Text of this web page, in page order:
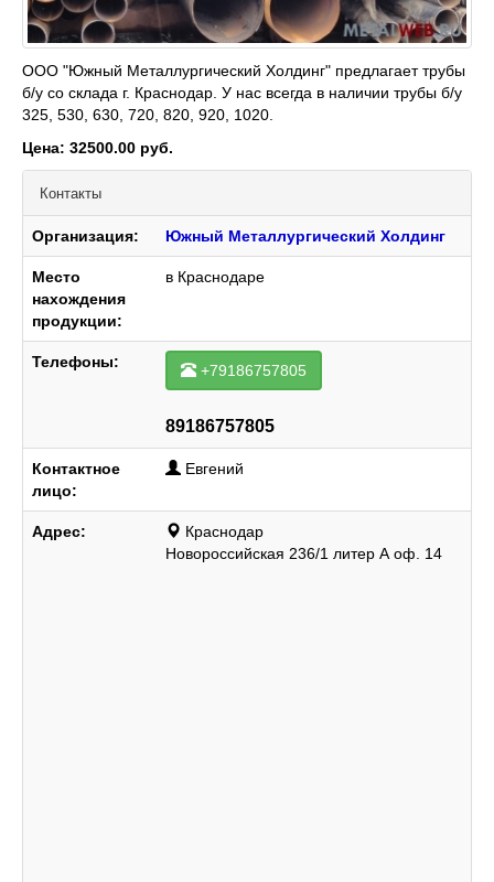
ООО "Южный Металлургический Холдинг" предлагает трубы
б/у со склада г. Краснодар. У нас всегда в наличии трубы б/у
325, 530, 630, 720, 820, 920, 1020.
Цена: 32500.00 руб.
Контакты
Организация: Южный Металлургический Холдинг
Место
нахождения
продукции:
в Краснодаре
Телефоны: +79186757805
89186757805
Контактное
лицо:
Евгений
Адрес:
Краснодар
Новороссийская 236/1 литер А оф. 14